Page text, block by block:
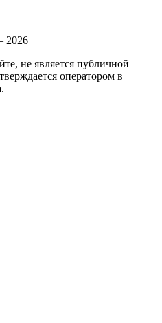
2026
не является публичной
оператором в